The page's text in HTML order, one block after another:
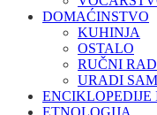
DOMAĆINSTVO
KUHINJA
OSTALO
RUČNI
URADI SAM